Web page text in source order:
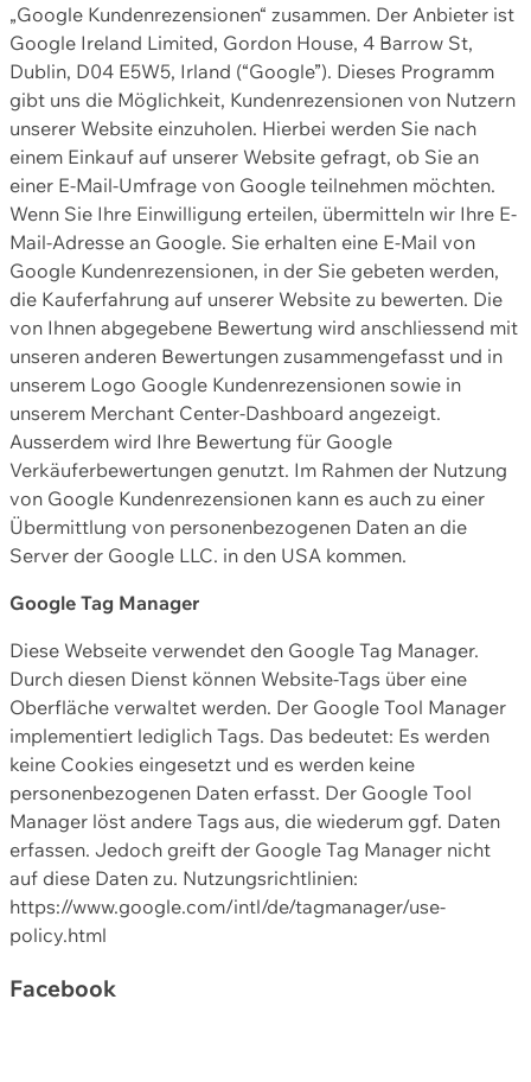
„Google Kundenrezensionen“ zusammen. Der Anbieter ist
Google Ireland Limited, Gordon House, 4 Barrow St,
Dublin, D04 E5W5, Irland (“Google”). Dieses Programm
gibt uns die Möglichkeit, Kundenrezensionen von Nutzern
unserer Website einzuholen. Hierbei werden Sie nach
einem Einkauf auf unserer Website gefragt, ob Sie an
einer E-Mail-Umfrage von Google teilnehmen möchten.
Wenn Sie Ihre Einwilligung erteilen, übermitteln wir Ihre E-
Mail-Adresse an Google. Sie erhalten eine E-Mail von
Google Kundenrezensionen, in der Sie gebeten werden,
die Kauferfahrung auf unserer Website zu bewerten. Die
von Ihnen abgegebene Bewertung wird anschliessend mit
unseren anderen Bewertungen zusammengefasst und in
unserem Logo Google Kundenrezensionen sowie in
unserem Merchant Center-Dashboard angezeigt.
Ausserdem wird Ihre Bewertung für Google
Verkäuferbewertungen genutzt. Im Rahmen der Nutzung
von Google Kundenrezensionen kann es auch zu einer
Übermittlung von personenbezogenen Daten an die
Server der Google LLC. in den USA kommen.
Google Tag Manager
Diese Webseite verwendet den Google Tag Manager.
Durch diesen Dienst können Website-Tags über eine
Oberfläche verwaltet werden. Der Google Tool Manager
implementiert lediglich Tags. Das bedeutet: Es werden
keine Cookies eingesetzt und es werden keine
personenbezogenen Daten erfasst. Der Google Tool
Manager löst andere Tags aus, die wiederum ggf. Daten
erfassen. Jedoch greift der Google Tag Manager nicht
auf diese Daten zu. Nutzungsrichtlinien:
https://www.google.com/intl/de/tagmanager/use-
policy.html
Facebook